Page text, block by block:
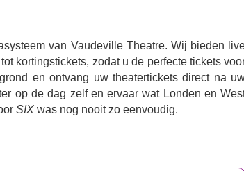
van Vaudeville Theatre. Wij bieden
kortingstickets, zodat u de perfecte tickets
en ontvang uw theatertickets direct na
op de dag zelf en ervaar wat Londen en
SIXwas nog nooit zo eenvoudig.